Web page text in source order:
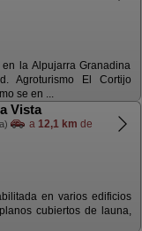
la Alpujarra Granadina
Agroturismo El Cortijo
se en ...
Vista
a 12,1 km de
en varios edificios
cubiertos de launa,